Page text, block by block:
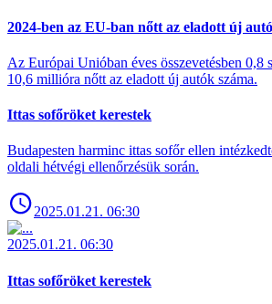
2024-ben az EU-ban nőtt az eladott új
Az Európai Unióban éves összevetésben 0,8
10,6 millióra nőtt az eladott új autók száma.
Ittas sofőröket kerestek
Budapesten harminc ittas sofőr ellen
oldali hétvégi ellenőrzésük során.
2025.01.21. 06:30
2025.01.21. 06:30
Ittas sofőröket kerestek